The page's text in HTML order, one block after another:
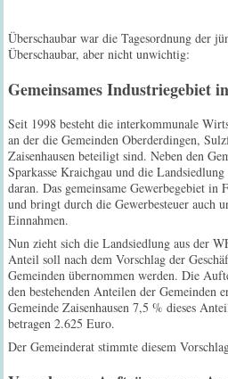
Überschaubar war die Tagesordnung der
Überschaubar, aber nicht unwichtig:
Gemeinsames Industriegebiet
Seit 1998 besteht die interkommunale
an der die Gemeinden Oberderdingen,
Zaisenhausen beteiligt sind. Neben den
Sparkasse Kraichgau und die
daran. Das gemeinsame Gewerbegebiet
und bringt durch die Gewerbesteuer auch
Einnahmen.
Nun zieht sich die Landsiedlung aus der
Anteil soll nach dem Vorschlag der
Gemeinden übernommen werden. Die
den bestehenden Anteilen der Gemeinden
Gemeinde Zaisenhausen 7,5 % dieses
betragen 2.625 Euro.
Der Gemeinderat stimmte diesem